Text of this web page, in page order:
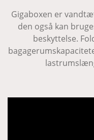
Gigaboxen er
den også kan
beskyttelse.